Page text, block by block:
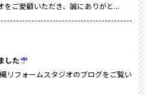
ご愛顧いただき、誠にありがと...
した
リフォームスタジオのブログをご覧い